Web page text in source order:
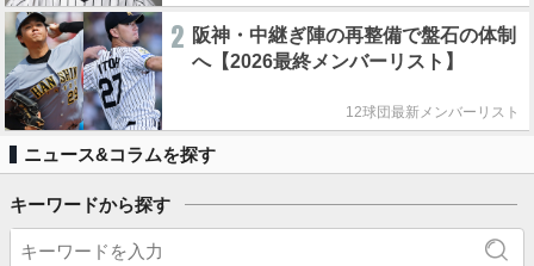
2 阪神・中継ぎ陣の再整備で盤石の体制
へ【2026最終メンバーリスト】
12球団最新メンバーリスト
ニュース&コラムを探す
キーワードから探す